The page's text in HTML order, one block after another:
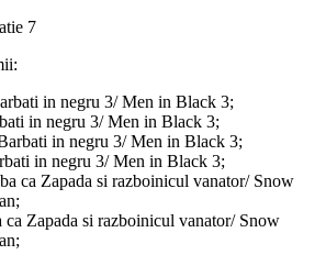
in negru 3/ Men in Black 3;
in negru 3/ Men in Black 3;
in negru 3/ Men in Black 3;
in negru 3/ Men in Black 3;
ca Zapada si razboinicul vanator/ Snow
Zapada si razboinicul vanator/ Snow